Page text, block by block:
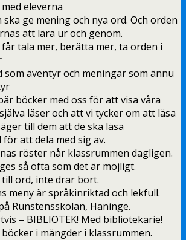
eleverna
ge mening och nya ord. Och orden
att lära ur och genom.
tala mer, berätta mer, ta orden i
som äventyr och meningar som ännu
böcker med oss för att visa våra
läser och att vi tycker om att läsa
till dem att de ska läsa
att dela med sig av.
röster når klassrummen dagligen.
så ofta som det är möjligt.
ord, inte drar bort.
meny är språkinriktad och lekfull.
Runstensskolan, Haninge.
– BIBLIOTEK! Med bibliotekarie!
i mängder i klassrummen.